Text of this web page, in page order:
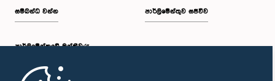
සම්බන්ධ වන්න
පාර්ලි‌මේන්තුවේ මන්ත්‍රීවරු
පාර්ලිමේන්තුව සජීවීව